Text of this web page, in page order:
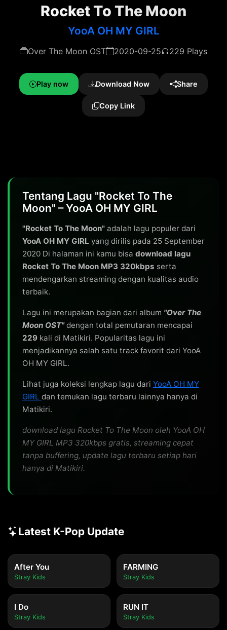
Rocket To The Moon
YooA OH MY GIRL
Over The Moon OST 2020-09-25 229 Plays
Play now Download Now Share
Copy Link
Tentang Lagu "Rocket To The
Moon" – YooA OH MY GIRL
"Rocket To The Moon" adalah lagu populer dari
YooA OH MY GIRL yang dirilis pada 25 September
2020 Di halaman ini kamu bisa download lagu
Rocket To The Moon MP3 320kbps serta
mendengarkan streaming dengan kualitas audio
terbaik.
Lagu ini merupakan bagian dari album "Over The
Moon OST"dengan total pemutaran mencapai
229 kali di Matikiri. Popularitas lagu ini
menjadikannya salah satu track favorit dari YooA
OH MY GIRL.
Lihat juga koleksi lengkap lagu dari YooA OH MY
GIRL dan temukan lagu terbaru lainnya hanya di
Matikiri.
download lagu Rocket To The Moon oleh YooA OH
MY GIRL MP3 320kbps gratis, streaming cepat
tanpa buffering, update lagu terbaru setiap hari
hanya di Matikiri.
Latest K-Pop Update
After You
Stray Kids
FARMING
Stray Kids
I Do
Stray Kids
RUN IT
Stray Kids